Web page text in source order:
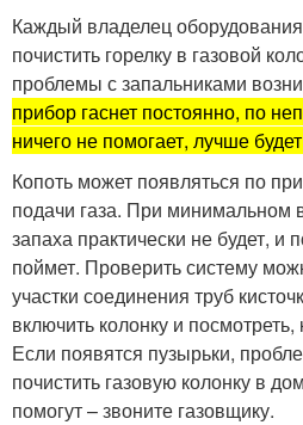
Каждый владелец
почистить горелку в газовой
проблемы с запальниками
прибор гаснет постоянно, по
ничего не помогает, лучше
Копоть может появляться по
подачи газа. При минимальном
запаха практически не будет, и
поймет. Проверить систему
участки соединения труб
включить колонку и
Если появятся пузырьки,
почистить газовую колонку в
помогут – звоните газовщику.